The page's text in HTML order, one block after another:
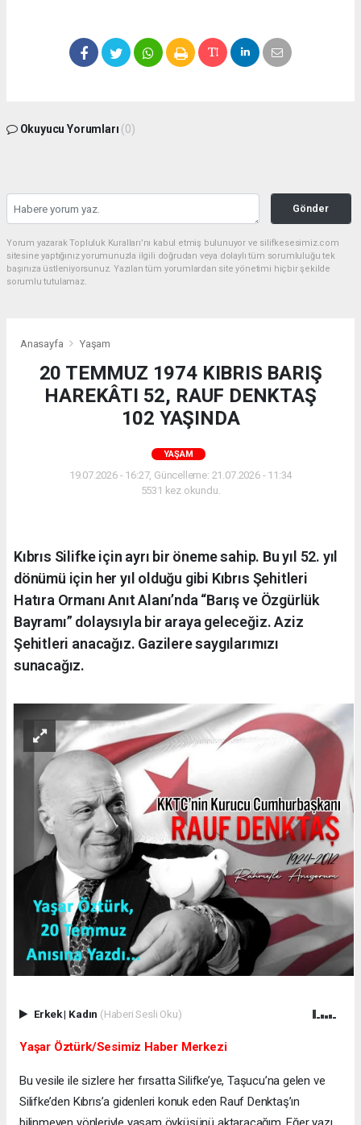
Okuyucu Yorumları (0)
Gönder
Yorum yazarak Topluluk Kuralları’nı kabul etmiş bulunuyor ve silifkesesimiz.com
sitesine yaptığınız yorumunuzla ilgili doğrudan veya dolaylı tüm sorumluluğu tek
başınıza üstleniyorsunuz. Yazılan tüm yorumlardan site yönetimi hiçbir şekilde
sorumlu tutulamaz.
Anasayfa Yaşam
20 TEMMUZ 1974 KIBRIS BARIŞ
HAREKÂTI 52, RAUF DENKTAŞ
102 YAŞINDA
YAŞAM
19.07.2026 - 16:27, Güncelleme: 21.07.2026 - 11:34
5531 kez okundu.
Kıbrıs Silifke için ayrı bir öneme sahip. Bu yıl 52. yıl
dönümü için her yıl olduğu gibi Kıbrıs Şehitleri
Hatıra Ormanı Anıt Alanı’nda “Barış ve Özgürlük
Bayramı” dolaysıyla bir araya geleceğiz. Aziz
Şehitleri anacağız. Gazilere saygılarımızı
sunacağız.
Erkek| Kadın (Haberi Sesli Oku)
Yaşar Öztürk/Sesimiz Haber Merkezi
Bu vesile ile sizlere her fırsatta Silifke’ye, Taşucu’na gelen ve
Silifke’den Kıbrıs’a gidenleri konuk eden Rauf Denktaş’ın